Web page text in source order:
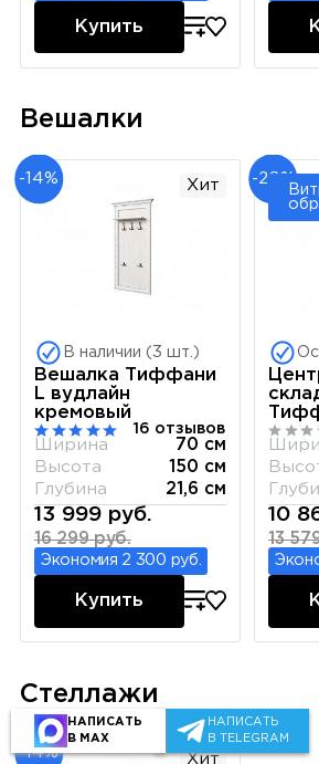
Купить
Вешалки
-14% Хит
В наличии (3 шт.)
Вешалка Тиффани
L вудлайн
кремовый
16 отзывов
Ширина
70 см
Высота
150 см
Глубина
21,6 см
13 999 руб.
16 299 руб.
Экономия 2 300 руб.
Купить
-20%
10
13
Стеллажи
-14% Хит
НАПИСАТЬ
В TELEGRAM
НАПИСАТЬ
В MAX